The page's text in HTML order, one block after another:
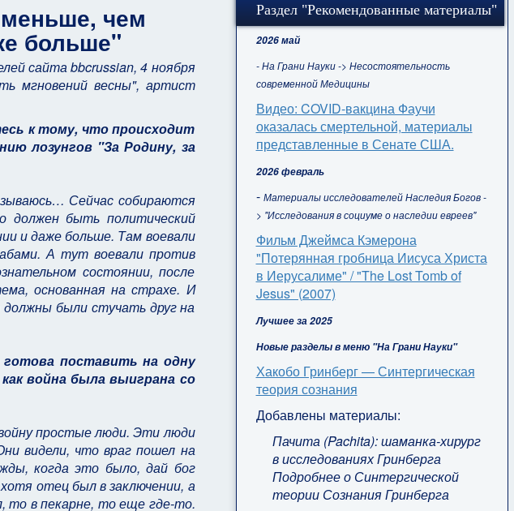
чем
больше"
сайта bbcrussian, 4 ноября
мгновений весны", артист
к тому, что происходит
лозунгов "За Родину, за
Сейчас собираются
быть политический
и даже больше. Там воевали
А тут воевали против
состоянии, после
основанная на страхе. И
были стучать друг на
поставить на одну
война была выиграна со
простые люди. Эти люди
видели, что враг пошел на
когда это было, дай бог
отец был в заключении, а
то в пекарне, то еще где-то.
Раздел "Рекомендованные материалы"
2026 май
- На Грани Науки -> Несостоятельность
современной Медицины
Видео: COVID-вакцина Фаучи
оказалась смертельной, материалы
представленные в Сенате США.
2026 февраль
- Материалы исследователей Наследия Богов -
> "Исследования в социуме о наследии евреев"
Фильм Джеймса Кэмерона
"Потерянная гробница Иисуса Христа
в Иерусалиме" / "The Lost Tomb of
Jesus" (2007)
Лучшее за 2025
Новые разделы в меню "На Грани Науки"
Хакобо Гринберг — Синтергическая
теория сознания
Добавлены материалы:
Пачита (Pachita): шаманка-хирург
в исследованиях Гринберга
Подробнее о Синтергической
теории Сознания Гринберга